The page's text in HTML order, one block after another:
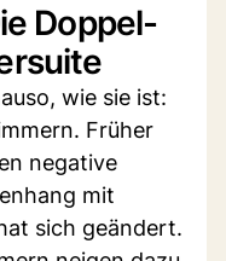
Doppel-
wie sie ist:
Früher
negative
mit
sich geändert.